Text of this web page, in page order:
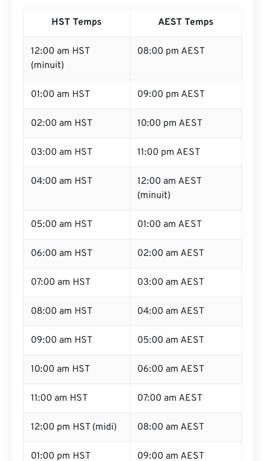
HST Temps AEST Temps
12:00 am HST
(minuit)
08:00 pm AEST
01:00 am HST 09:00 pm AEST
02:00 am HST 10:00 pm AEST
03:00 am HST 11:00 pm AEST
04:00 am HST
12:00 am AEST
(minuit)
05:00 am HST 01:00 am AEST
06:00 am HST 02:00 am AEST
07:00 am HST 03:00 am AEST
08:00 am HST 04:00 am AEST
09:00 am HST 05:00 am AEST
10:00 am HST 06:00 am AEST
11:00 am HST 07:00 am AEST
12:00 pm HST (midi) 08:00 am AEST
01:00 pm HST 09:00 am AEST